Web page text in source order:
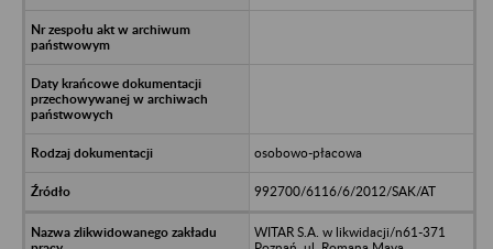
osobowo-płacowa
992700/6116/6/2012/SAK/AT
WITAR S.A. w likwidacji/n61-371